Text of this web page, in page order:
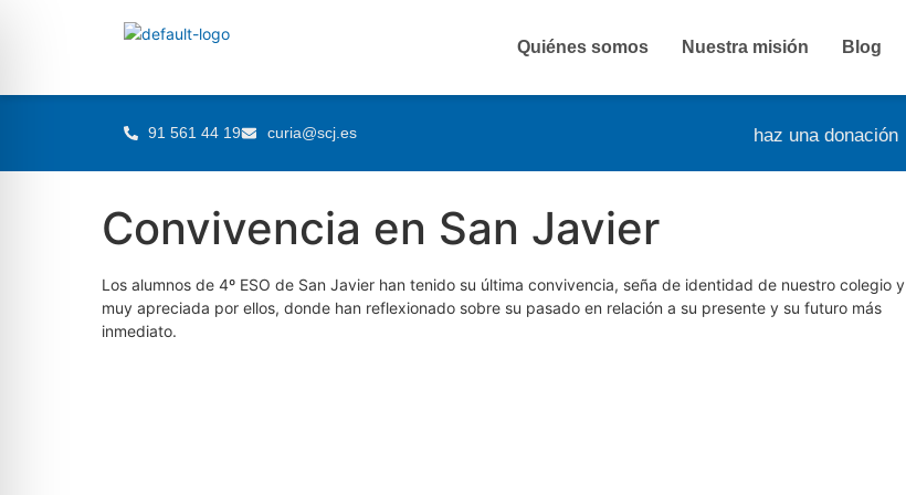
91 561 44 19 curia@scj.es haz una donación
Quiénes somos Nuestra misión Blog
Convivencia en San Javier
Los alumnos de 4º ESO de San Javier han tenido su última convivencia, seña de identidad de nuestro colegio y
muy apreciada por ellos, donde han reflexionado sobre su pasado en relación a su presente y su futuro más
inmediato.